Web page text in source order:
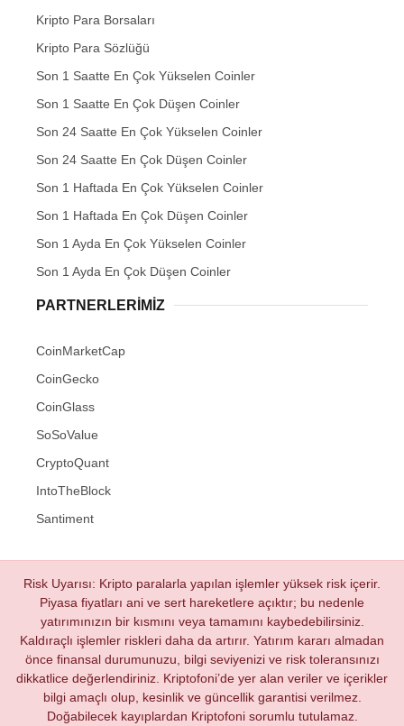
Kripto Para Borsaları
Kripto Para Sözlüğü
Son 1 Saatte En Çok Yükselen Coinler
Son 1 Saatte En Çok Düşen Coinler
Son 24 Saatte En Çok Yükselen Coinler
Son 24 Saatte En Çok Düşen Coinler
Son 1 Haftada En Çok Yükselen Coinler
Son 1 Haftada En Çok Düşen Coinler
Son 1 Ayda En Çok Yükselen Coinler
Son 1 Ayda En Çok Düşen Coinler
PARTNERLERIMIZ
CoinMarketCap
CoinGecko
CoinGlass
SoSoValue
CryptoQuant
IntoTheBlock
Santiment
Risk Uyarısı: Kripto paralarla yapılan işlemler yüksek risk içerir.
Piyasa fiyatları ani ve sert hareketlere açıktır; bu nedenle
yatırımınızın bir kısmını veya tamamını kaybedebilirsiniz.
Kaldıraçlı işlemler riskleri daha da artırır. Yatırım kararı almadan
önce finansal durumunuzu, bilgi seviyenizi ve risk toleransınızı
dikkatlice değerlendiriniz. Kriptofoni’de yer alan veriler ve içerikler
bilgi amaçlı olup, kesinlik ve güncellik garantisi verilmez.
Doğabilecek kayıplardan Kriptofoni sorumlu tutulamaz.